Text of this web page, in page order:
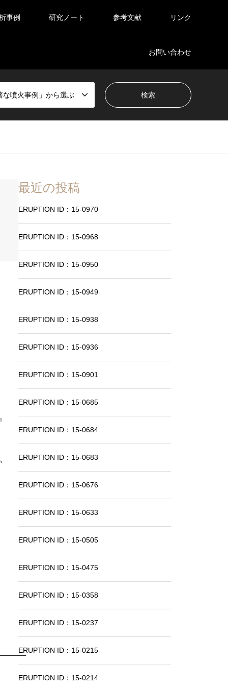
事例 研究ノート 参考文献 リンク
お問い合わせ
な噴火事例」から選ぶ
最近の投稿
ERUPTION ID：15-0970
ERUPTION ID：15-0968
ERUPTION ID：15-0950
ERUPTION ID：15-0949
ERUPTION ID：15-0938
ERUPTION ID：15-0936
ERUPTION ID：15-0901
ERUPTION ID：15-0685
ERUPTION ID：15-0684
ERUPTION ID：15-0683
ERUPTION ID：15-0676
ERUPTION ID：15-0633
ERUPTION ID：15-0505
ERUPTION ID：15-0475
ERUPTION ID：15-0358
ERUPTION ID：15-0237
ERUPTION ID：15-0215
ERUPTION ID：15-0214